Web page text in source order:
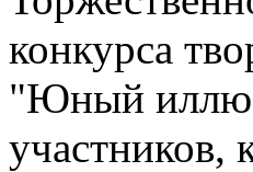
конкурса
"Юный
участников,